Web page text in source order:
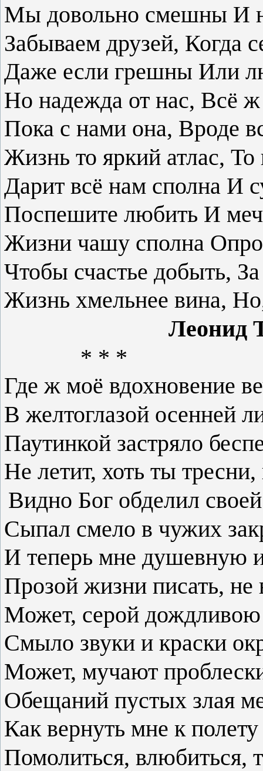
Мы довольно смешны И
Забываем друзей, Когда
Даже если грешны Или
Но надежда от нас, Всё ж
Пока с нами она, Вроде
Жизнь то яркий атлас, То
Дарит всё нам сполна И
Поспешите любить И
Жизни чашу сполна
Чтобы счастье добыть,
Жизнь хмельнее вина,
Леонид
* * *
Где ж моё вдохновение
В желтоглазой осенней
Паутинкой застряло
Не летит, хоть ты
Видно Бог обделил
Сыпал смело в чужих
И теперь мне душевную
Прозой жизни писать, не
Может, серой
Смыло звуки и краски
Может, мучают
Обещаний пустых злая
Как вернуть мне к
Помолиться, влюбиться,